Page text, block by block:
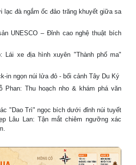
lạc đà ngắm ốc đảo trăng khuyết giữa sa
UNESCO – Đỉnh cao nghệ thuật bích
Lái xe địa hình xuyên "Thành phố ma"
in ngọn núi lửa đỏ - bối cảnh Tây Du Ký
Phan: Thu hoạch nho & khám phá văn
"Dao Trì" ngọc bích dưới đỉnh núi tuyết
Lâu Lan: Tận mắt chiêm ngưỡng xác